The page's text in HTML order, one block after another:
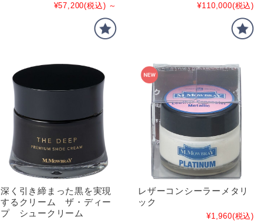
¥57,200(税込) ～ ¥110,000(税込)
深く引き締まった黒を実現
するクリーム ザ・ディー
プ シュークリーム
レザーコンシーラーメタリ
ック
¥1,960(税込)